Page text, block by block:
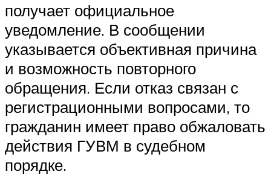
получает официальное
уведомление. В сообщении
указывается объективная причина
и возможность повторного
обращения. Если отказ связан с
регистрационными вопросами, то
гражданин имеет право обжаловать
действия ГУВМ в судебном
порядке.